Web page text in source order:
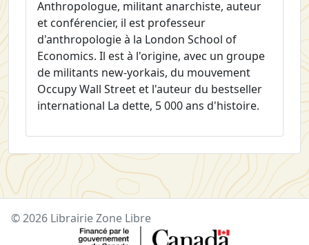
Anthropologue, militant anarchiste, auteur
et conférencier, il est professeur
d'anthropologie à la London School of
Economics. Il est à l'origine, avec un groupe
de militants new-yorkais, du mouvement
Occupy Wall Street et l'auteur du bestseller
international La dette, 5 000 ans d'histoire.
© 2026 Librairie Zone Libre